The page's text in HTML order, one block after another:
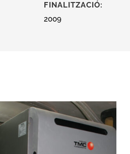
FINALITZACIÓ:
2009